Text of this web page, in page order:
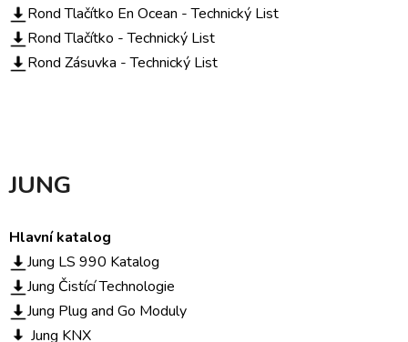
Rond Tlačítko En Ocean - Technický List
Rond Tlačítko - Technický List
Rond Zásuvka - Technický List
JUNG
Hlavní katalog
Jung LS 990 Katalog
Jung Čistící Technologie
Jung Plug and Go Moduly
Jung KNX